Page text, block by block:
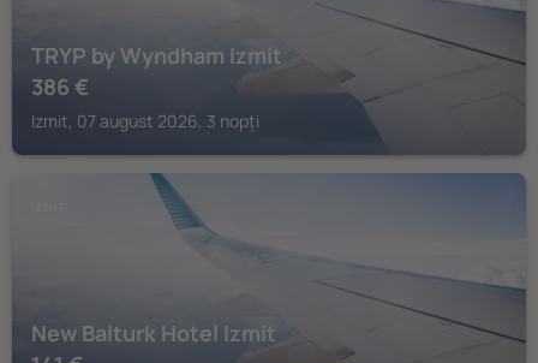
TRYP by Wyndham Izmit
386 €
Izmit, 07 august 2026, 3 nopți
New Balturk Hotel Izmit